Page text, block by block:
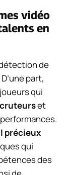
vidéo
en
de
D’une part,
qui
et
précieux
qui
des